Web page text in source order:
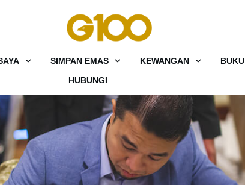
SIMPAN EMAS KEWANGAN
BUKU
HUBUNGI